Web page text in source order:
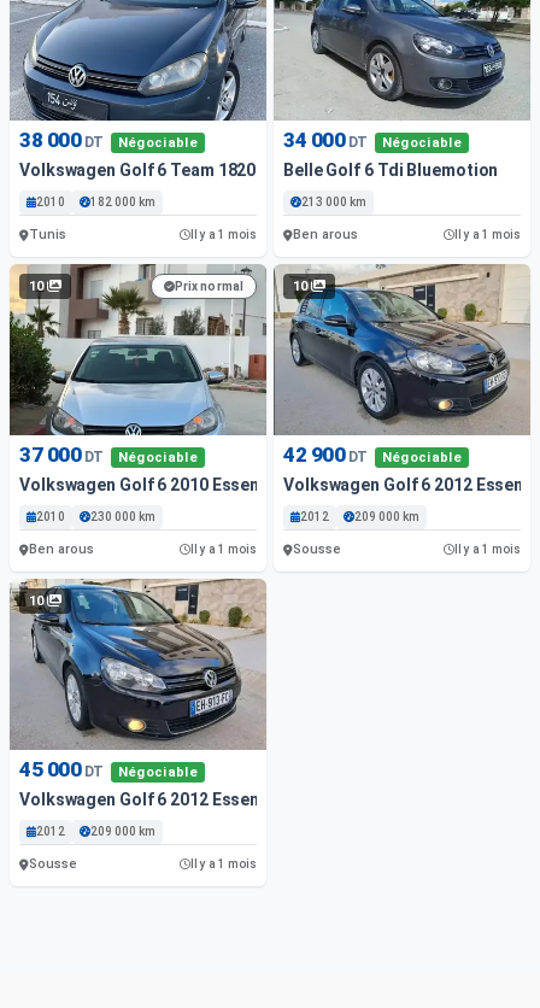
38 000 DT Négociable
Volkswagen Golf 6 Team 182000 Km - Très Bon État
2010 182 000 km
Tunis Il y a 1 mois
34 000 DT Négociable
Belle Golf 6 Tdi Bluemotion
213 000 km
Ben arous Il y a 1 mois
10 Prix normal
37 000 DT Négociable
Volkswagen Golf 6 2010 Essence 230 000 Km
2010 230 000 km
Ben arous Il y a 1 mois
10
42 900 DT Négociable
Volkswagen Golf 6 2012
2012 209 000 km
Sousse Il y a 1 mois
10
45 000 DT Négociable
Volkswagen Golf 6 2012 Essence 209 000 Km
2012 209 000 km
Sousse Il y a 1 mois